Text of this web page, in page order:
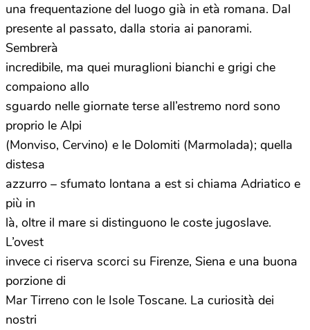
una frequentazione del luogo già in età romana. Dal
presente al passato, dalla storia ai panorami.
Sembrerà
incredibile, ma quei muraglioni bianchi e grigi che
compaiono allo
sguardo nelle giornate terse all’estremo nord sono
proprio le Alpi
(Monviso, Cervino) e le Dolomiti (Marmolada); quella
distesa
azzurro – sfumato lontana a est si chiama Adriatico e
più in
là, oltre il mare si distinguono le coste jugoslave.
L’ovest
invece ci riserva scorci su Firenze, Siena e una buona
porzione di
Mar Tirreno con le Isole Toscane. La curiosità dei
nostri